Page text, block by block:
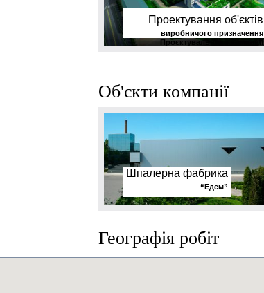
Проектування об'єктів
виробничого призначення
Проєктувальники компанії
Об'єкти компанії
Шпалерна фабрика
“Едем”
Географія робіт